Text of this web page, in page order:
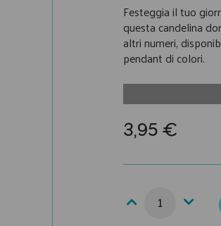
Festeggia il tuo
questa candelina
altri numeri,
pendant di colori.
3,95 €